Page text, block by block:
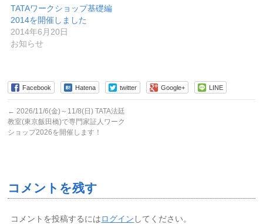
で
開
き
ま
す)
(新
し
い
ウ
ィ
ン
き
ま
す)
TATAワークショップ基礎編
2014を開催しました
2014年6月20日
お知らせ
Facebook Hatena twitter Google+ LINE
← 2026/11/6(金)～11/8(日) TATA法廷
教室(東京飯田橋)で専門家証人ワーク
ショップ2026を開催します！
コメントを残す
コメントを投稿するにはログイン してください。